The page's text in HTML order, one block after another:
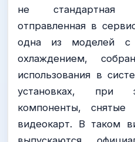
не стандартная
отправленная в
одна из моделей с
охлаждением,
использования в
установках, при
компоненты,
видеокарт. В таком